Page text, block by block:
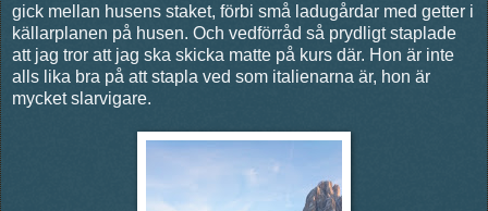
gick mellan husens staket, förbi små ladugårdar med getter i
källarplanen på husen. Och vedförråd så prydligt staplade
att jag tror att jag ska skicka matte på kurs där. Hon är inte
alls lika bra på att stapla ved som italienarna är, hon är
mycket slarvigare.